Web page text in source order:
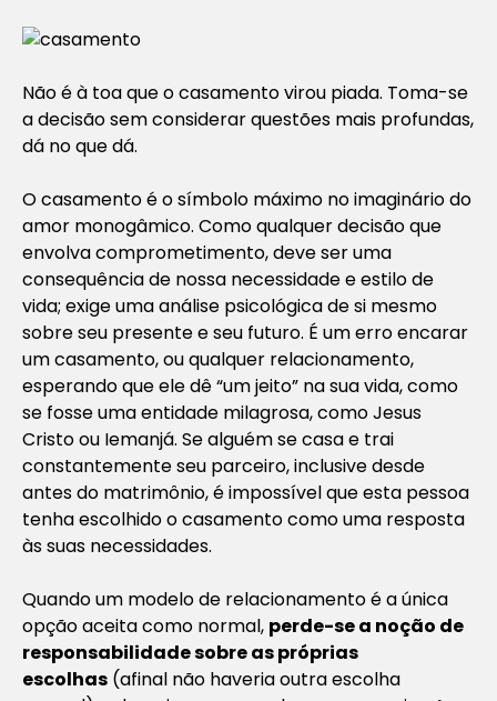
Não é à toa que o casamento virou piada. Toma-se
a decisão sem considerar questões mais profundas,
dá no que dá.
O casamento é o símbolo máximo no imaginário do
amor monogâmico. Como qualquer decisão que
envolva comprometimento, deve ser uma
consequência de nossa necessidade e estilo de
vida; exige uma análise psicológica de si mesmo
sobre seu presente e seu futuro. É um erro encarar
um casamento, ou qualquer relacionamento,
esperando que ele dê “um jeito” na sua vida, como
se fosse uma entidade milagrosa, como Jesus
Cristo ou Iemanjá. Se alguém se casa e trai
constantemente seu parceiro, inclusive desde
antes do matrimônio, é impossível que esta pessoa
tenha escolhido o casamento como uma resposta
às suas necessidades.
Quando um modelo de relacionamento é a única
opção aceita como normal, perde-se a noção de
responsabilidade sobre as próprias
escolhas (afinal não haveria outra escolha